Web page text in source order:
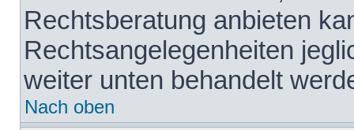
Rechtsberatung anbieten
Rechtsangelegenheiten
weiter unten behandelt
Nach oben